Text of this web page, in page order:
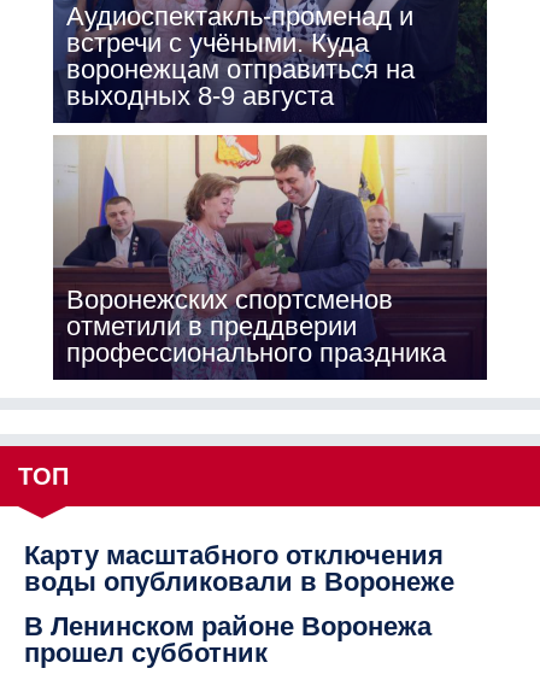
Аудиоспектакль-променад и
встречи с учёными. Куда
воронежцам отправиться на
выходных 8-9 августа
Воронежских спортсменов
отметили в преддверии
профессионального праздника
ТОП
Карту масштабного отключения
воды опубликовали в Воронеже
В Ленинском районе Воронежа
прошел субботник